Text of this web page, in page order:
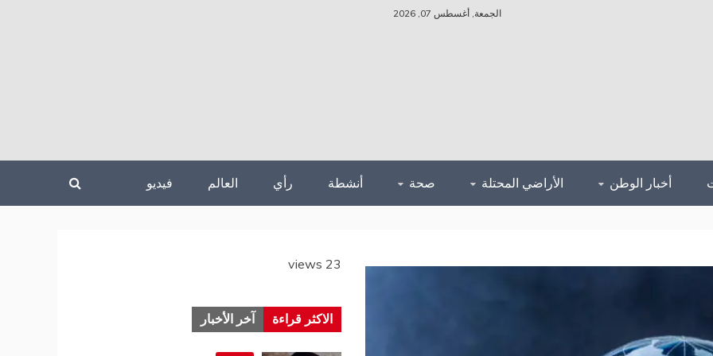
الجمعة, أغسطس 07, 2026
أخبار الوطن الأراضي المحتلة صحة أنشطة رأي العالم فيديو
23 views
الاكثر قراءة آخر الأخبار